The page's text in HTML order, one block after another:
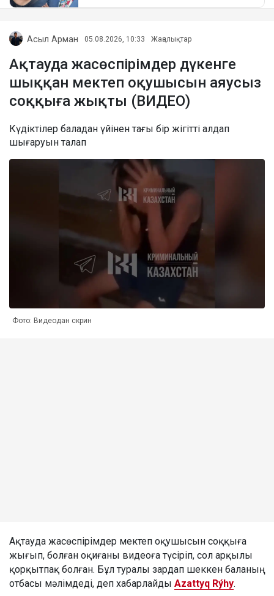
Асыл Арман 05.08.2026, 10:33 Жаңалықтар
Ақтауда жасөспірімдер дүкенге
шыққан мектеп оқушысын аяусыз
соққыға жықты (ВИДЕО)
Күдіктілер баладан үйінен тағы бір жігітті алдап
шығаруын талап
Фото: Видеодан скрин
Ақтауда жасөспірімдер мектеп оқушысын соққыға
жығып, болған оқиғаны видеоға түсіріп, сол арқылы
қорқытпақ болған. Бұл туралы зардап шеккен баланың
отбасы мәлімдеді, деп хабарлайды Azattyq Rýhy.